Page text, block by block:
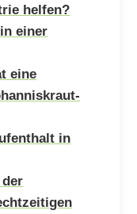
helfen?
einer
eine
in